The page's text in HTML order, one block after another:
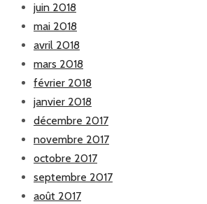
juin 2018
mai 2018
avril 2018
mars 2018
février 2018
janvier 2018
décembre 2017
novembre 2017
octobre 2017
septembre 2017
août 2017